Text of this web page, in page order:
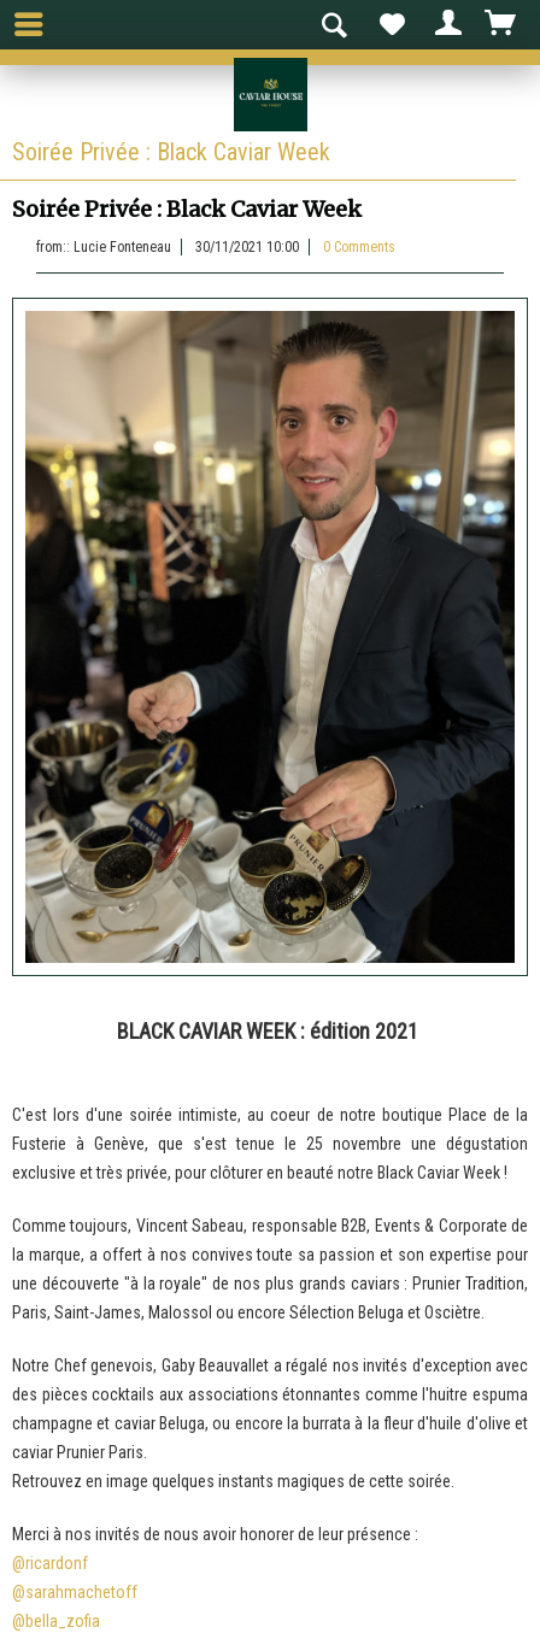
Soirée Privée : Black Caviar Week
Soirée Privée : Black Caviar Week
from:: Lucie Fonteneau 30/11/2021 10:00 0 Comments
BLACK CAVIAR WEEK : édition 2021
C'est lors d'une soirée intimiste, au coeur de notre boutique Place de la
Fusterie à Genève, que s'est tenue le 25 novembre une dégustation
exclusive et très privée, pour clôturer en beauté notre Black Caviar Week !
Comme toujours, Vincent Sabeau, responsable B2B, Events & Corporate de
la marque, a offert à nos convives toute sa passion et son expertise pour
une découverte "à la royale" de nos plus grands caviars : Prunier Tradition,
Paris, Saint-James, Malossol ou encore Sélection Beluga et Osciètre.
Notre Chef genevois, Gaby Beauvallet a régalé nos invités d'exception avec
des pièces cocktails aux associations étonnantes comme l'huitre espuma
champagne et caviar Beluga, ou encore la burrata à la fleur d'huile d'olive et
caviar Prunier Paris.
Retrouvez en image quelques instants magiques de cette soirée.
Merci à nos invités de nous avoir honorer de leur présence :
@ricardonf
@sarahmachetoff
@bella_zofia